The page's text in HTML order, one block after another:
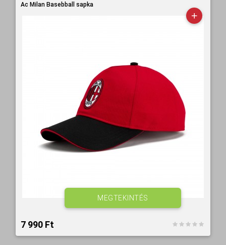
Ac Milan Basebball sapka
7 990 Ft‎
MEGTEKINTÉS